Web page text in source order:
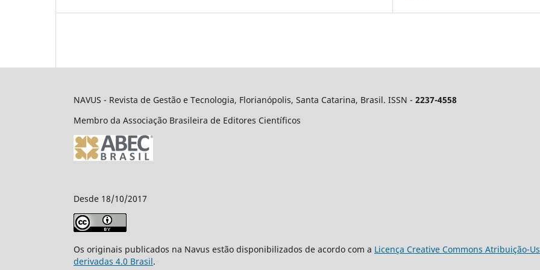
NAVUS - Revista de Gestão e Tecnologia, Florianópolis, Santa Catarina, Brasil. ISSN - 2237-4558
Membro da Associação Brasileira de Editores Científicos
Desde 18/10/2017
Os originais publicados na Navus estão disponibilizados de acordo com a Licença Creative Commons Atribuição-
derivadas 4.0 Brasil.